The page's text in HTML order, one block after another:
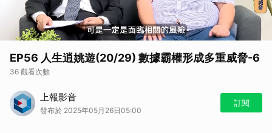
EP56 人生逍姚遊(20/29) 數據霸權形成多重威脅-6
36 觀看次數
上報影音
發布於 2025年05月26日05:00
訂閱